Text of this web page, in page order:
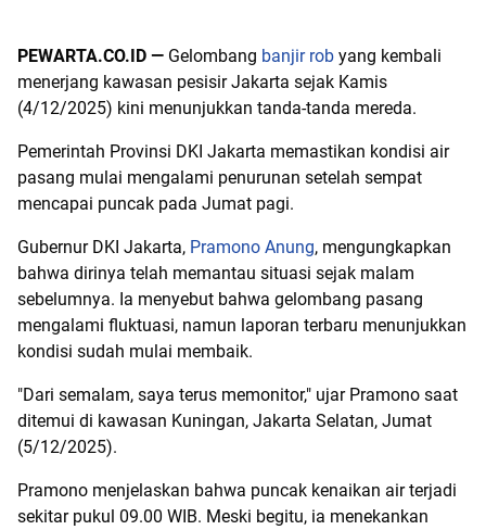
PEWARTA.CO.ID — Gelombang banjir rob yang kembali
menerjang kawasan pesisir Jakarta sejak Kamis
(4/12/2025) kini menunjukkan tanda-tanda mereda.
Pemerintah Provinsi DKI Jakarta memastikan kondisi air
pasang mulai mengalami penurunan setelah sempat
mencapai puncak pada Jumat pagi.
Gubernur DKI Jakarta, Pramono Anung, mengungkapkan
bahwa dirinya telah memantau situasi sejak malam
sebelumnya. Ia menyebut bahwa gelombang pasang
mengalami fluktuasi, namun laporan terbaru menunjukkan
kondisi sudah mulai membaik.
"Dari semalam, saya terus memonitor," ujar Pramono saat
ditemui di kawasan Kuningan, Jakarta Selatan, Jumat
(5/12/2025).
Pramono menjelaskan bahwa puncak kenaikan air terjadi
sekitar pukul 09.00 WIB. Meski begitu, ia menekankan